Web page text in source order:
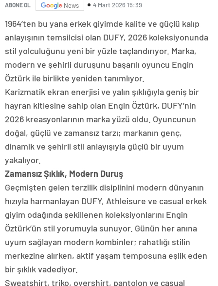
ABONE OL News 4 Mart 2026 15:39
1964’ten bu yana erkek giyimde kalite ve güçlü kalıp
anlayışının temsilcisi olan DUFY, 2026 koleksiyonunda
stil yolculuğunu yeni bir yüzle taçlandırıyor. Marka,
modern ve şehirli duruşunu başarılı oyuncu Engin
Öztürk ile birlikte yeniden tanımlıyor.
Karizmatik ekran enerjisi ve yalın şıklığıyla geniş bir
hayran kitlesine sahip olan Engin Öztürk, DUFY’nin
2026 kreasyonlarının marka yüzü oldu. Oyuncunun
doğal, güçlü ve zamansız tarzı; markanın genç,
dinamik ve şehirli stil anlayışıyla güçlü bir uyum
yakalıyor.
Zamansız Şıklık, Modern Duruş
Geçmişten gelen terzilik disiplinini modern dünyanın
hızıyla harmanlayan DUFY, Athleisure ve casual erkek
giyim odağında şekillenen koleksiyonlarını Engin
Öztürk’ün stil yorumuyla sunuyor. Günün her anına
uyum sağlayan modern kombinler; rahatlığı stilin
merkezine alırken, aktif yaşam temposuna eşlik eden
bir şıklık vadediyor.
Sweatshirt, triko, overshirt, pantolon ve casual